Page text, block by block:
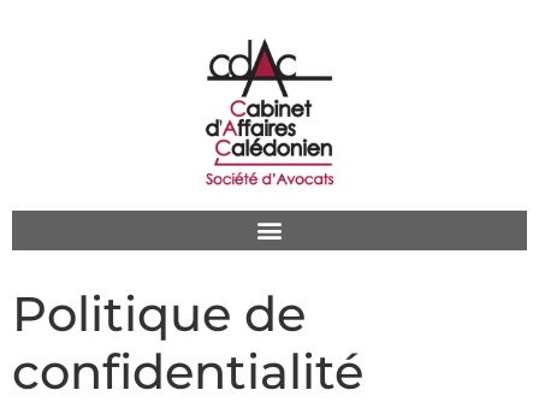
Politique de
confidentialité